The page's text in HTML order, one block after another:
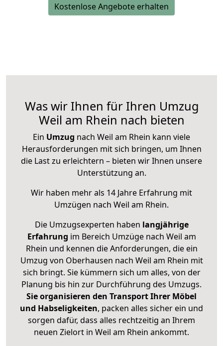
Kostenlose Angebote erhalten
Was wir Ihnen für Ihren Umzug
Weil am Rhein nach bieten
Ein Umzug nach Weil am Rhein kann viele
Herausforderungen mit sich bringen, um Ihnen
die Last zu erleichtern – bieten wir Ihnen unsere
Unterstützung an.
Wir haben mehr als 14 Jahre Erfahrung mit
Umzügen nach Weil am Rhein.
Die Umzugsexperten haben langjährige
Erfahrung im Bereich Umzüge nach Weil am
Rhein und kennen die Anforderungen, die ein
Umzug von Oberhausen nach Weil am Rhein mit
sich bringt. Sie kümmern sich um alles, von der
Planung bis hin zur Durchführung des Umzugs.
Sie organisieren den Transport Ihrer Möbel
und Habseligkeiten, packen alles sicher ein und
sorgen dafür, dass alles rechtzeitig an Ihrem
neuen Zielort in Weil am Rhein ankommt.